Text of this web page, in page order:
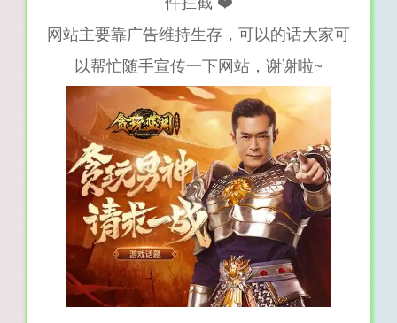
网站主要靠广告维持生存，可以的话大家可
以帮忙随手宣传一下网站，谢谢啦~